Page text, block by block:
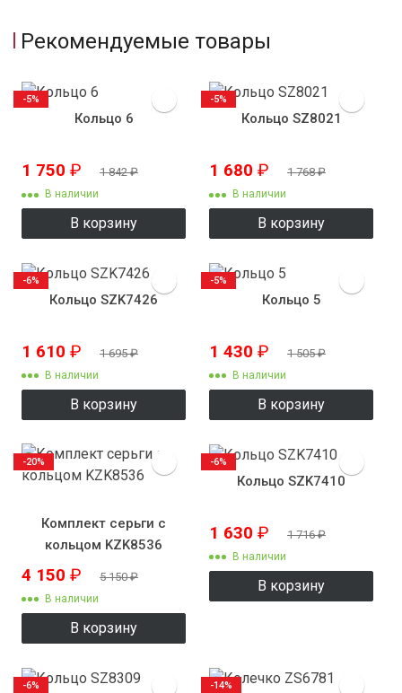
Рекомендуемые товары
Кольцо 6
1 750 ₽ 1 842₽
В наличии
В корзину
-5%
Кольцо SZ8021
1 680 ₽ 1 768₽
В наличии
В корзину
-5%
Кольцо SZK7426
1 610 ₽ 1 695₽
В наличии
В корзину
-6%
Кольцо 5
1 430 ₽ 1 505₽
В наличии
В корзину
-5%
Комплект серьги с
кольцом KZK8536
4 150 ₽ 5 150₽
В наличии
В корзину
-20%
Кольцо SZK7410
1 630 ₽ 1 716₽
В наличии
В корзину
-6%
-6% -14%